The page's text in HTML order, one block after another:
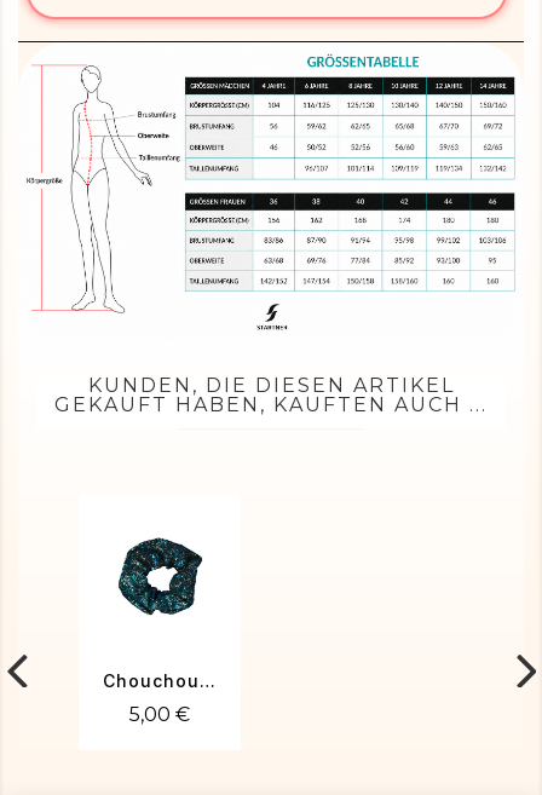
KUNDEN, DIE DIESEN ARTIKEL
GEKAUFT HABEN, KAUFTEN AUCH ...
Chouchou noir métallisé turquoise
5,00 €